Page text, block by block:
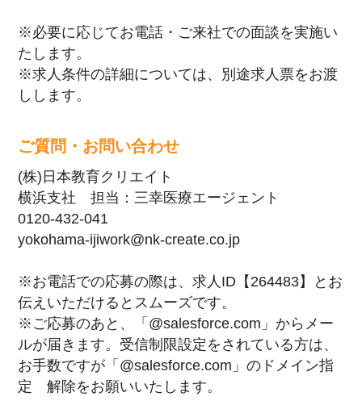
※必要に応じてお電話・ご来社での面談を実施い
たします。
※求人条件の詳細については、別途求人票をお渡
しします。
ご質問・お問い合わせ
(株)日本教育クリエイト
横浜支社 担当：三幸医療エージェント
0120-432-041
yokohama-ijiwork@nk-create.co.jp
※お電話での応募の際は、求人ID【264483】とお
伝えいただけるとスムーズです。
※ご応募のあと、「@salesforce.com」からメー
ルが届きます。受信制限設定をされている方は、
お手数ですが「@salesforce.com」のドメイン指
定 解除をお願いいたします。